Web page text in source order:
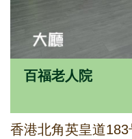
百福老人院
香港北角英皇道